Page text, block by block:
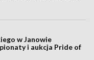
w Janowie
i aukcja Pride of